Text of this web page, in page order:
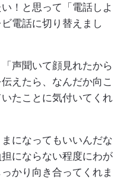
！と思って「電話しよ
電話に切り替えまし
声聞いて顔見れたから
えたら、なんだか向こ
たことに気付いてくれ
になってもいいんだな
にならない程度にわが
かり向き合ってくれま